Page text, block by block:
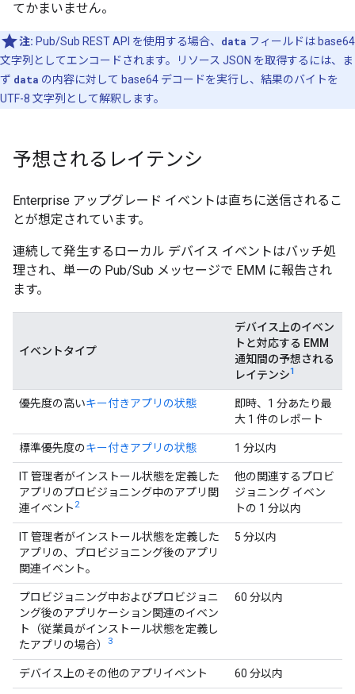
てかまいません。
注: Pub/Sub REST API を使用する場合、 data フィールドは base64
文字列としてエンコードされます。リソース JSON を取得するには、ま
ず data の内容に対して base64 デコードを実行し、結果のバイトを
UTF-8 文字列として解釈します。
予想されるレイテンシ
Enterprise アップグレード イベントは直ちに送信されるこ
とが想定されています。
連続して発生するローカル デバイス イベントはバッチ処
理され、単一の Pub/Sub メッセージで EMM に報告され
ます。
イベントタイプ
デバイス上のイベン
トと対応する EMM
通知間の予想される
レイテンシ1
優先度の高いキー付きアプリの状態
即時、1 分あたり最
大 1 件のレポート
標準優先度のキー付きアプリの状態 1 分以内
IT 管理者がインストール状態を定義した
アプリのプロビジョニング中のアプリ関
連イベント 2
他の関連するプロビ
ジョニング イベン
トの 1 分以内
IT 管理者がインストール状態を定義した
アプリの、プロビジョニング後のアプリ
関連イベント。
5 分以内
プロビジョニング中およびプロビジョニ
ング後のアプリケーション関連のイベン
ト（従業員がインストール状態を定義し
たアプリの場合）
3
60 分以内
デバイス上のその他のアプリイベント 60 分以内